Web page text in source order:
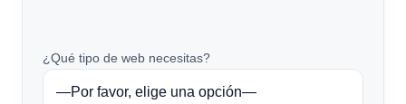
¿Qué tipo de web necesitas?